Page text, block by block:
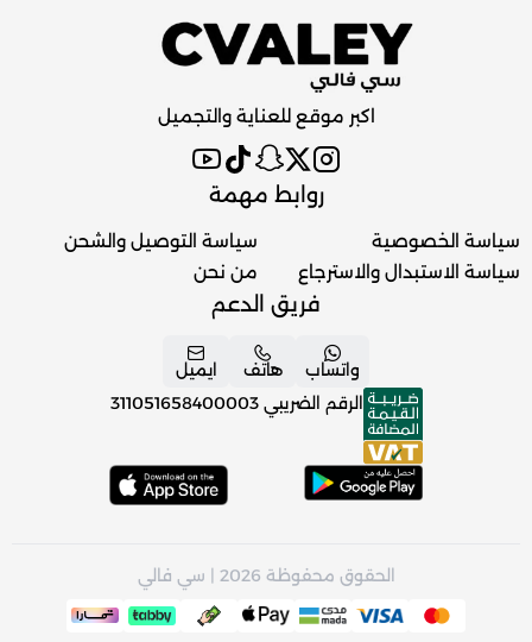
اكبر موقع للعناية والتجميل
روابط مهمة
سياسة الخصوصية
سياسة الاستبدال والاسترجاع
سياسة التوصيل والشحن
من نحن
فريق الدعم
واتساب هاتف
ايميل
الرقم الضريبي 311051658400003
الحقوق محفوظة 2026 | سي فالي